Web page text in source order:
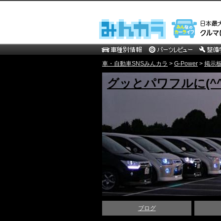
車・自動車SNSみんカラ > G-Power > 掲示
グッとパワフルに
ブログ